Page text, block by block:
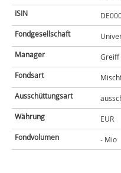
ISIN
Fondgesellschaft
Manager
Greiff
Fondsart
Ausschüttungsart
Währung
EUR
Fondvolumen
- Mio